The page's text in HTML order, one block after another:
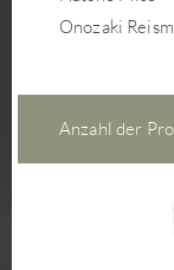
Onozaki
Anzahl der